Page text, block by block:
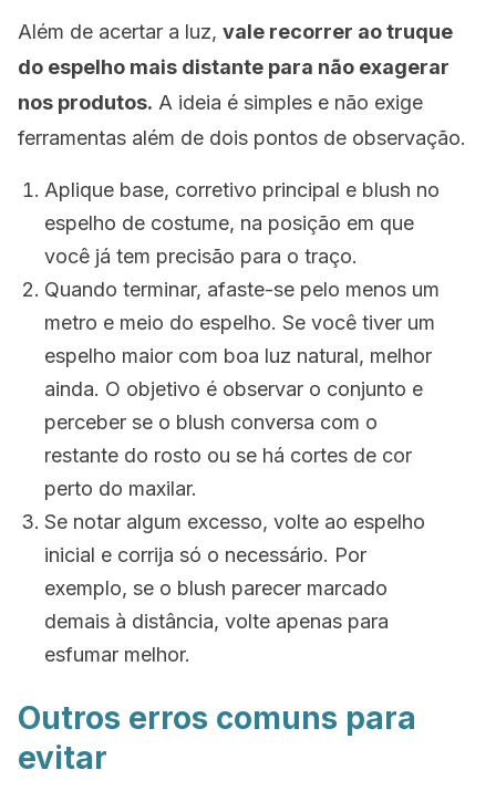
Além de acertar a luz, vale recorrer ao truque
do espelho mais distante para não exagerar
nos produtos. A ideia é simples e não exige
ferramentas além de dois pontos de observação.
Aplique base, corretivo principal e blush no
espelho de costume, na posição em que
você já tem precisão para o traço.
Quando terminar, afaste-se pelo menos um
metro e meio do espelho. Se você tiver um
espelho maior com boa luz natural, melhor
ainda. O objetivo é observar o conjunto e
perceber se o blush conversa com o
restante do rosto ou se há cortes de cor
perto do maxilar.
Se notar algum excesso, volte ao espelho
inicial e corrija só o necessário. Por
exemplo, se o blush parecer marcado
demais à distância, volte apenas para
esfumar melhor.
Outros erros comuns para
evitar